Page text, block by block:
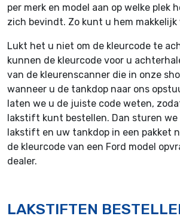
per merk en model aan op welke plek
zich bevindt. Zo kunt u hem makkelijk
Lukt het u niet om de kleurcode te
kunnen de kleurcode voor u
van de kleurenscanner die in onze
wanneer u de tankdop naar ons
laten we u de juiste code weten,
lakstift kunt bestellen. Dan sturen we
lakstift en uw tankdop in een pakket
de kleurcode van een Ford model
dealer.
LAKSTIFTEN